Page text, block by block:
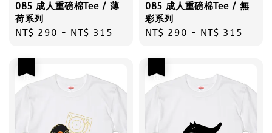
085 成人重磅棉Tee / 薄
荷系列
Regular
NT$ 290 - NT$ 315
085 成人重磅棉Tee / 無
彩系列
Regular
NT$ 290 - NT$ 315